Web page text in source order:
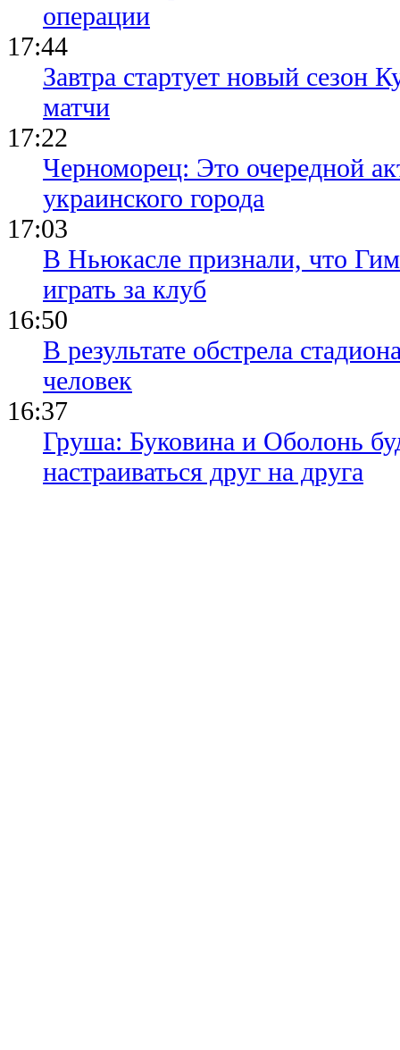
операции
17:44
Завтра стартует новый сезон
матчи
17:22
Черноморец: Это очередной
украинского города
17:03
В Ньюкасле признали, что
играть за клуб
16:50
В результате обстрела
человек
16:37
Груша: Буковина и Оболонь
настраиваться друг на друга